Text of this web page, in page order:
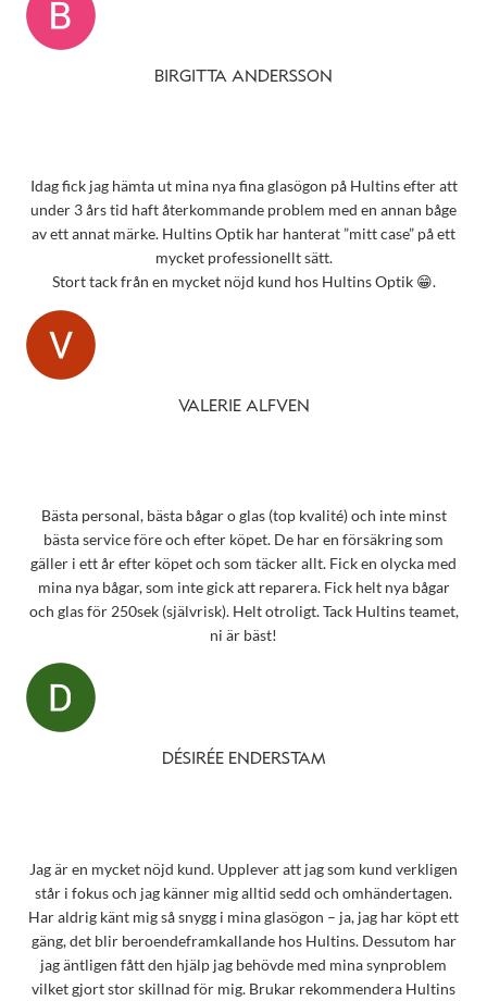
BIRGITTA ANDERSSON
Idag fick jag hämta ut mina nya fina glasögon på Hultins efter att
under 3 års tid haft återkommande problem med en annan båge
av ett annat märke. Hultins Optik har hanterat ”mitt case” på ett
mycket professionellt sätt.
Stort tack från en mycket nöjd kund hos Hultins Optik 😁.
VALERIE ALFVEN
Bästa personal, bästa bågar o glas (top kvalité) och inte minst
bästa service före och efter köpet. De har en försäkring som
gäller i ett år efter köpet och som täcker allt. Fick en olycka med
mina nya bågar, som inte gick att reparera. Fick helt nya bågar
och glas för 250sek (självrisk). Helt otroligt. Tack Hultins teamet,
ni är bäst!
DÉSIRÉE ENDERSTAM
Jag är en mycket nöjd kund. Upplever att jag som kund verkligen
står i fokus och jag känner mig alltid sedd och omhändertagen.
Har aldrig känt mig så snygg i mina glasögon – ja, jag har köpt ett
gäng, det blir beroendeframkallande hos Hultins. Dessutom har
jag äntligen fått den hjälp jag behövde med mina synproblem
vilket gjort stor skillnad för mig. Brukar rekommendera Hultins